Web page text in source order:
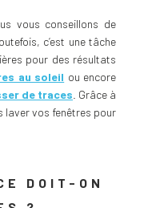
vous conseillons de
c’est une tâche
pour des résultats
au soleil ou encore
de traces . Grâce à
laver vos fenêtres pour
DOIT-ON